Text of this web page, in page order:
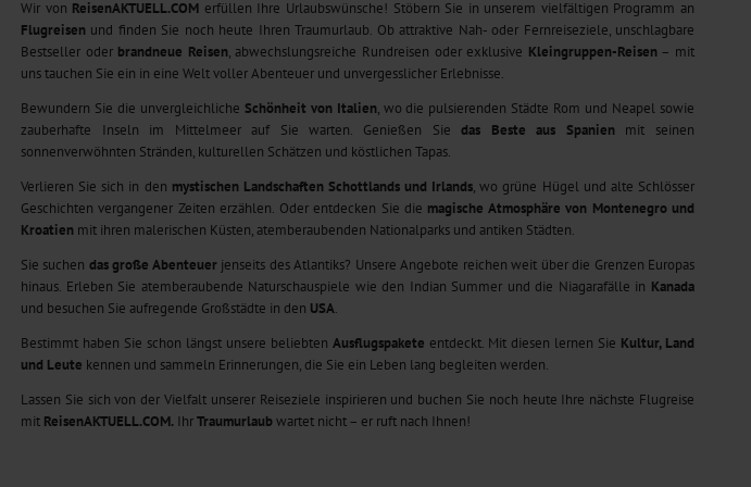
Wir von ReisenAKTUELL.COM erfüllen Ihre Urlaubswünsche! Stöbern Sie in unserem vielfältigen Programm an
Flugreisen und finden Sie noch heute Ihren Traumurlaub. Ob attraktive Nah- oder Fernreiseziele, unschlagbare
Bestseller oder brandneue Reisen, abwechslungsreiche Rundreisen oder exklusive Kleingruppen-Reisen – mit
uns tauchen Sie ein in eine Welt voller Abenteuer und unvergesslicher Erlebnisse.
Bewundern Sie die unvergleichliche Schönheit von Italien, wo die pulsierenden Städte Rom und Neapel sowie
zauberhafte Inseln im Mittelmeer auf Sie warten. Genießen Siedas Besteaus Spanien mit seinen
sonnenverwöhnten Stränden, kulturellen Schätzen und köstlichen Tapas.
Verlieren Sie sich in den mystischen Landschaften Schottlands und Irlands, wo grüne Hügel und alte Schlösser
Geschichten vergangener Zeiten erzählen. Oder entdecken Sie die magische Atmosphäre von Montenegro und
Kroatien mit ihren malerischen Küsten, atemberaubenden Nationalparks und antiken Städten.
Sie suchen das große Abenteuer jenseits des Atlantiks? Unsere Angebote reichen weit über die Grenzen Europas
hinaus. Erleben Sie atemberaubende Naturschauspiele wie den Indian Summer und die Niagarafälle in Kanada
und besuchen Sie aufregende Großstädte in den USA.
Bestimmt haben Sie schon längst unsere beliebten Ausflugspakete entdeckt. Mit diesen lernen Sie Kultur, Land
und Leute kennen und sammeln Erinnerungen, die Sie ein Leben lang begleiten werden.
Lassen Sie sich von der Vielfalt unserer Reiseziele inspirieren und buchen Sie noch heute Ihre nächste Flugreise
mit ReisenAKTUELL.COM. IhrTraumurlaubwartet nicht – er ruft nach Ihnen!